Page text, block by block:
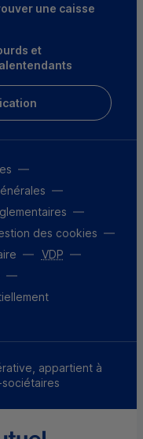
une caisse
et
des cookies
VDP
appartient à